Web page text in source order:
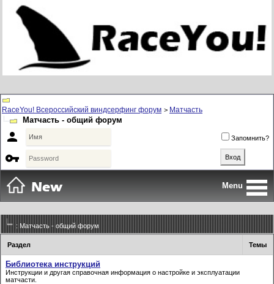
RaceYou! Всероссийский виндсерфинг форум > Матчасть
Матчасть - общий форум
 Запомнить?

Menu
: Матчасть - общий форум
Раздел Темы
Библиотека инструкций
Инструкции и другая справочная информация о настройке и эксплуатации
матчасти.